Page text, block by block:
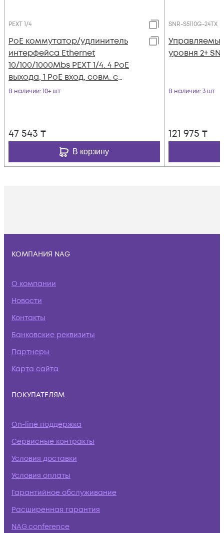
PEXT 1/4
PoE коммутатор/удлинитель
интерфейса Ethernet
10/100/1000Mbs PEXT 1/4. 4 PoE
выхода, 1 PoE вход, совм. с
802.3af/at, до -40С
В наличии: 10+ шт
47 543 ₸
В корзину
SNR-S5110G-24TX
уровня 2+
В наличии: 3 шт
121 975 ₸
КОМПАНИЯ NAG
О компании
Новости
Контакты
Банковские реквизиты
Партнеры
Карта сайта
ПОКУПАТЕЛЯМ
On-line поддержка
Сервисные контракты
Условия доставки
Условия оплаты
Гарантийное обслуживание
Расширенная гарантия
NAG.conference